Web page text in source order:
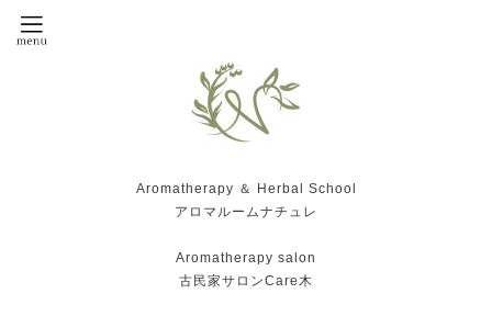
Aromatherapy ＆ Herbal School
アロマルームナチュレ
Aromatherapy salon
古民家サロンCare木